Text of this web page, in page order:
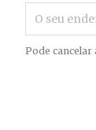
Pode cancelar